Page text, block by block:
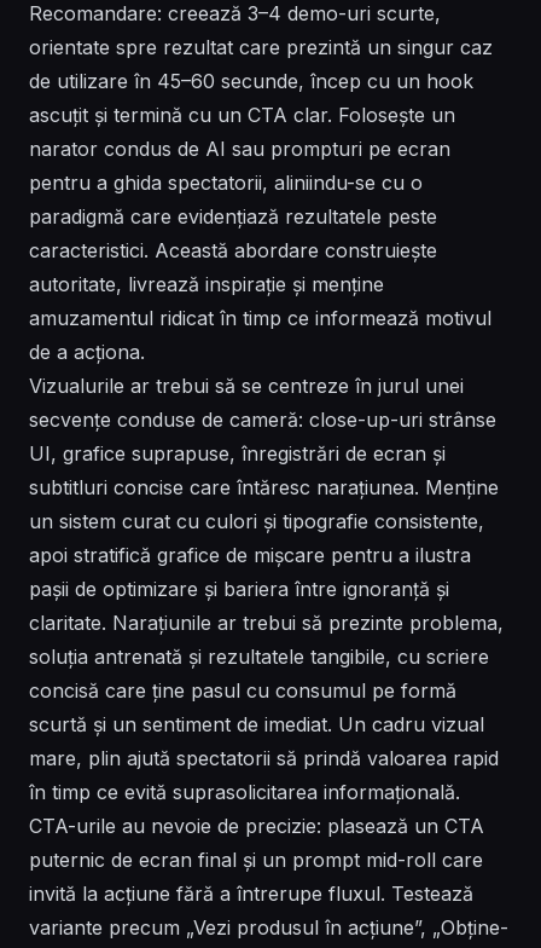
Recomandare: creează 3–4 demo-uri scurte,
orientate spre rezultat care prezintă un singur caz
de utilizare în 45–60 secunde, încep cu un hook
ascuțit și termină cu un CTA clar. Folosește un
narator condus de AI sau prompturi pe ecran
pentru a ghida spectatorii, aliniindu-se cu o
paradigmă care evidențiază rezultatele peste
caracteristici. Această abordare construiește
autoritate, livrează inspirație și menține
amuzamentul ridicat în timp ce informează motivul
de a acționa.
Vizualurile ar trebui să se centreze în jurul unei
secvențe conduse de cameră: close-up-uri strânse
UI, grafice suprapuse, înregistrări de ecran și
subtitluri concise care întăresc narațiunea. Menține
un sistem curat cu culori și tipografie consistente,
apoi stratifică grafice de mișcare pentru a ilustra
pașii de optimizare și bariera între ignoranță și
claritate. Narațiunile ar trebui să prezinte problema,
soluția antrenată și rezultatele tangibile, cu scriere
concisă care ține pasul cu consumul pe formă
scurtă și un sentiment de imediat. Un cadru vizual
mare, plin ajută spectatorii să prindă valoarea rapid
în timp ce evită suprasolicitarea informațională.
CTA-urile au nevoie de precizie: plasează un CTA
puternic de ecran final și un prompt mid-roll care
invită la acțiune fără a întrerupe fluxul. Testează
variante precum „Vezi produsul în acțiune”, „Obține-